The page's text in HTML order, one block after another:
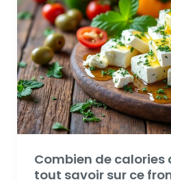
Combien de calories
tout savoir sur ce